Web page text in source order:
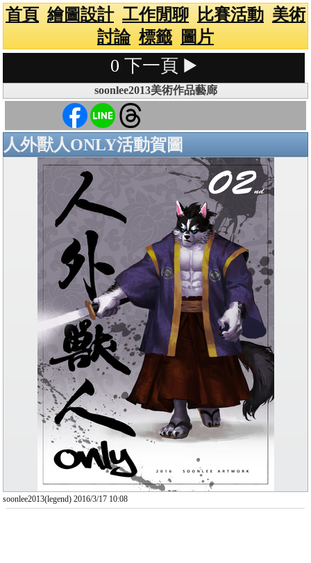
首頁 繪圖設計 工作閒聊 比賽活動 美術
討論 標籤 圖片
0 下一頁 ▶️
soonlee2013美術作品藝廊
人外獸人ONLY活動賀圖
soonlee2013(legend) 2016/3/17 10:08